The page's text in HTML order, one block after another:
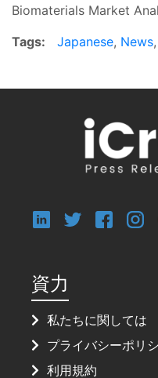
Biomaterials Market
Tags:
Japanese, News,
資力
私たちに関しては
プライバシーポリ
利用規約